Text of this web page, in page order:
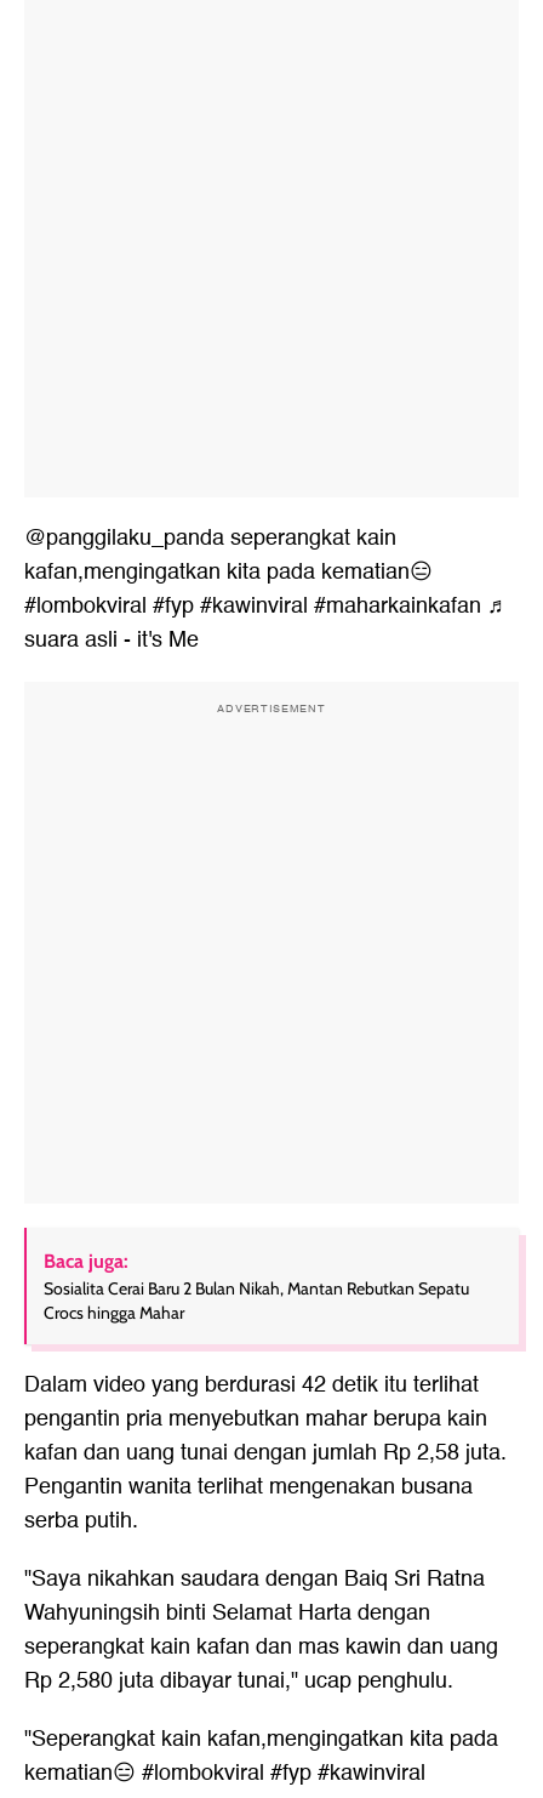
@panggilaku_pandaseperangkat kain
kafan,mengingatkan kita pada kematian😑
#lombokviral #fyp#kawinviral #maharkainkafan ♬
suara asli - it's Me
ADVERTISEMENT
Baca juga:
Sosialita Cerai Baru 2 Bulan Nikah, Mantan Rebutkan Sepatu
Crocs hingga Mahar
Dalam video yang berdurasi 42 detik itu terlihat
pengantin pria menyebutkan mahar berupa kain
kafan dan uang tunai dengan jumlah Rp 2,58 juta.
Pengantin wanita terlihat mengenakan busana
serba putih.
"Saya nikahkan saudara dengan Baiq Sri Ratna
Wahyuningsih binti Selamat Harta dengan
seperangkat kain kafan dan mas kawin dan uang
Rp 2,580 juta dibayar tunai," ucap penghulu.
"Seperangkat kain kafan,mengingatkan kita pada
kematian😑 #lombokviral #fyp #kawinviral